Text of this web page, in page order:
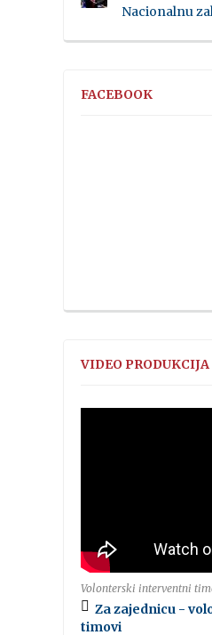
Nacionalnu
FACEBOOK
VIDEO PRODUKCIJA
Volonterski interventni
Za zajednicu -
timovi